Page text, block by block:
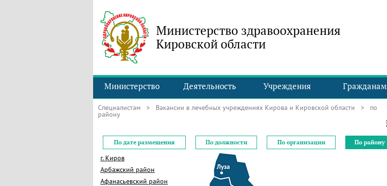
Министерство здравоохранения
Кировской области
Министерство Деятельность Учреждения Гражданам
Специалистам > Вакансии в лечебных учреждениях Кирова и Кировской области > по
району
По дате размещения По должности По организации По району
г. Киров
Арбажский район
Афанасьевский район